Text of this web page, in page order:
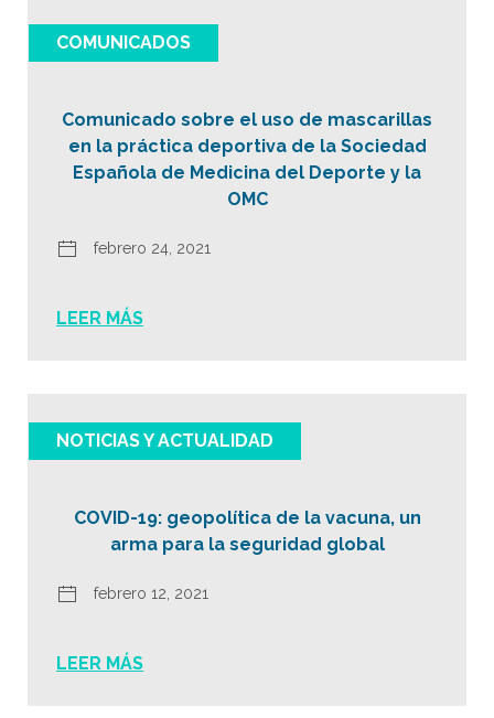
COMUNICADOS
Comunicado sobre el uso de mascarillas
en la práctica deportiva de la Sociedad
Española de Medicina del Deporte y la
OMC
febrero 24, 2021
LEER MÁS
NOTICIAS Y ACTUALIDAD
COVID-19: geopolítica de la vacuna, un
arma para la seguridad global
febrero 12, 2021
LEER MÁS